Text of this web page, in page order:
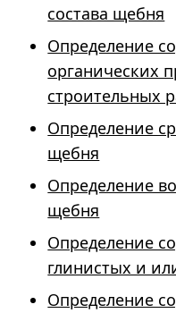
состава щебня
Определение
органических
строительных
Определение
щебня
Определение
щебня
Определение
глинистых и
Определение